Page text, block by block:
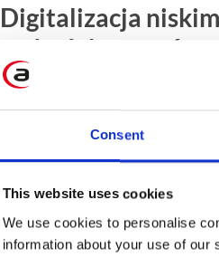
Consent
This website uses cookies
We use cookies to personalise
information about your use of
Digitalizacja
code. Jak zacząć
Platform?
także jakie korzyści może